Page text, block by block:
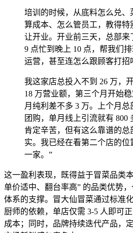
培训的时候，从底料怎么兑、
算成本、怎么管员工，教得特
让开业。开业前三天，总部来
9 点忙到晚上 10 点，帮我们
运营，甚至连怎么跟顾客打招
我这家店总投入不到 26 万，
18 万营业额，第三个月开始
月纯利差不多 3 万。上个月
团购，单月线上引流就有 800
肯定辛苦，但有这么靠谱的
实。我已经在看第二个店的
一家。”
这一盈利表现，既得益于冒菜品类
单价适中、翻台率高” 的品类优势
体系的支撑。冒大仙冒菜通过标准
厨师的依赖，单店仅需 3-5 人即可
成本；同时，品牌持续迭代产品，